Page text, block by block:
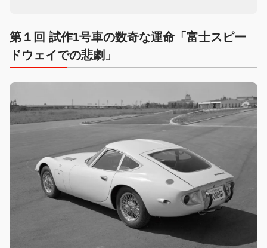
第１回 試作1号車の数奇な運命「富士スピー
ドウェイでの悲劇」